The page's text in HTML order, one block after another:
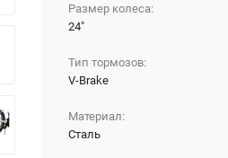
Размер колеса:
24"
Тип тормозов:
V-Brake
Материал:
Сталь